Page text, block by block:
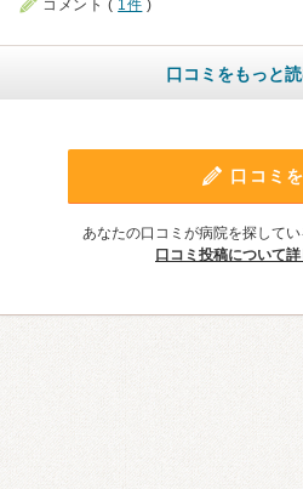
コメント ( 1件 )
口コミをもっと
口コミ
あなたの口コミが病院を探してい
口コミ投稿について